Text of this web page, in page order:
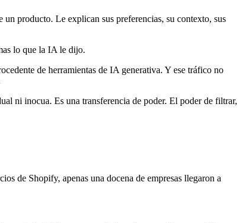
producto. Le explican sus preferencias, su contexto, sus
lo que la IA le dijo.
de herramientas de IA generativa. Y ese tráfico no
ni inocua. Es una transferencia de poder. El poder de filtrar,
de Shopify, apenas una docena de empresas llegaron a